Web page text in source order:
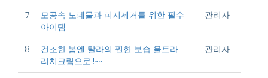
7
모공속 노폐물과 피지제거를 위한 필수
아이템
관리자
8
건조한 봄엔 탈라의 찐한 보습 울트라
리치크림으로!!~~
관리자